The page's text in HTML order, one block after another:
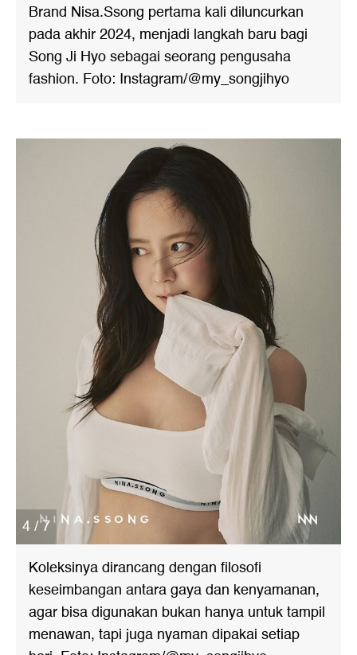
Brand Nisa.Ssong pertama kali diluncurkan
pada akhir 2024, menjadi langkah baru bagi
Song Ji Hyo sebagai seorang pengusaha
fashion. Foto: Instagram/@my_songjihyo
4 / 7
Koleksinya dirancang dengan filosofi
keseimbangan antara gaya dan kenyamanan,
agar bisa digunakan bukan hanya untuk tampil
menawan, tapi juga nyaman dipakai setiap